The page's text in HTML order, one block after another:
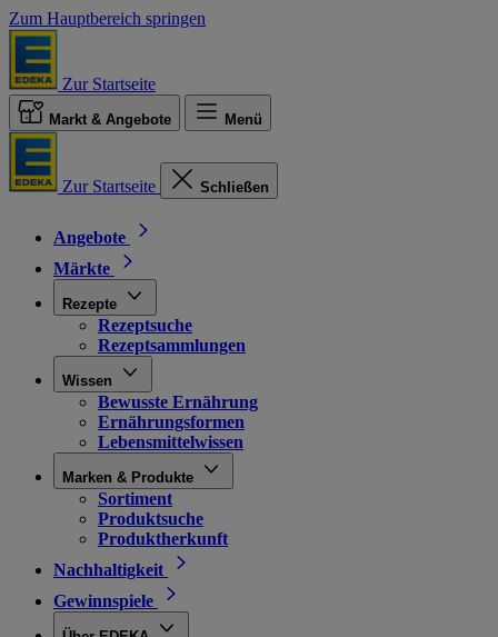
Zum Hauptbereich springen
Zur Startseite
Markt & Angebote Menü
Zur Startseite Schließen
Angebote
Märkte
Rezepte
Rezeptsuche
Rezeptsammlungen
Wissen
Bewusste Ernährung
Ernährungsformen
Lebensmittelwissen
Marken & Produkte
Sortiment
Produktsuche
Produktherkunft
Nachhaltigkeit
Gewinnspiele